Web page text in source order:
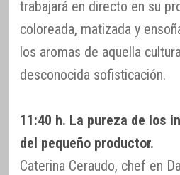
trabajará en directo en su
coloreada, matizada y
los aromas de aquella
desconocida sofisticación.
11:40 h. La pureza de los
del pequeño productor.
Caterina Ceraudo, chef en